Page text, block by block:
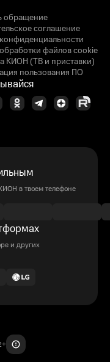
обращение
соглашение
файлов cookie
КИОН (ТВ и приставки)
пользования ПО
в твоем телефоне
и других